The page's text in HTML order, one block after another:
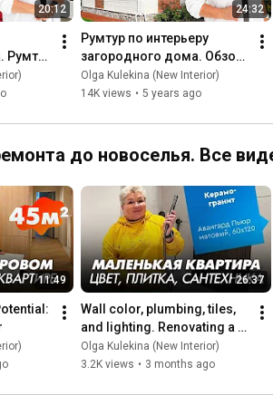
20:12
Румтур
24:32
Румтур по интерьеру
загородного дома. Обзор
реновации интерьера
дома площадью 500 кв.м.
Olga Kulekina (New Interior)
14K views • 5 years ago
до новоселья. Все
11:49 26:37
Wall color, plumbing, tiles,
and lighting. Renovating a
small apartment. Galaxy
residential compl...
Olga Kulekina (New Interior)
3.2K views • 3 months ago